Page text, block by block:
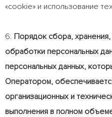
«cookie» и использование
6. Порядок сбора,
обработки персональных
персональных данных,
Оператором,
организационных и
выполнения в полном